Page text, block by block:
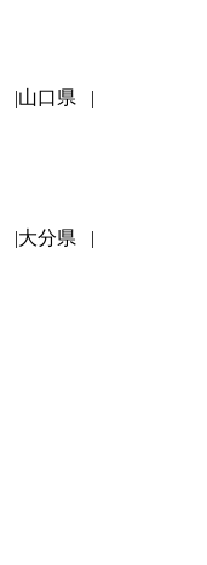
山口県
大分県